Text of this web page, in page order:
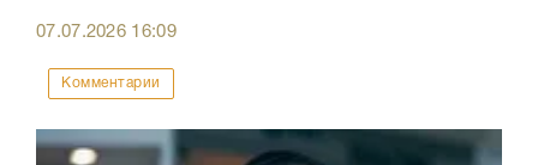
07.07.2026 16:09
Комментарии